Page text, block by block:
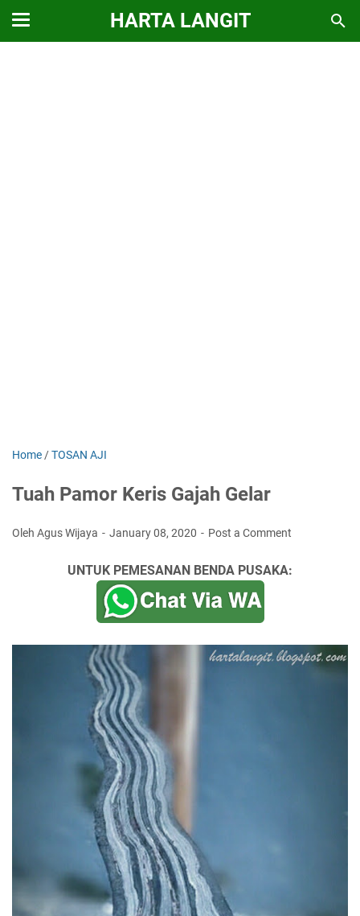
HARTA LANGIT
Home /TOSAN AJI
Tuah Pamor Keris Gajah Gelar
Oleh Agus Wijaya January 08, 2020 Post a Comment
UNTUK PEMESANAN BENDA PUSAKA: